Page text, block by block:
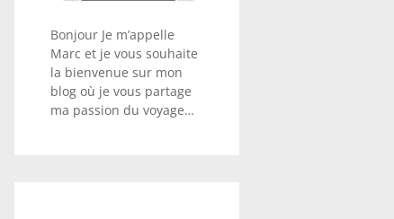
Bonjour Je m’appelle
Marc et je vous souhaite
la bienvenue sur mon
blog où je vous partage
ma passion du voyage…